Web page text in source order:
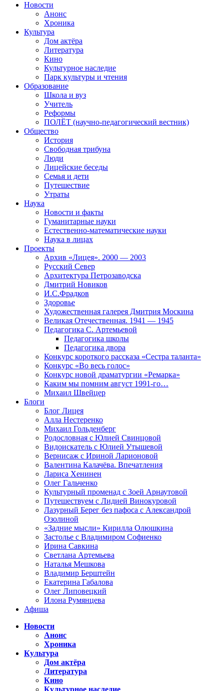
Новости
Анонс
Хроника
Культура
Дом актёра
Литература
Кино
Культурное наследие
Парк культуры и чтения
Образование
Школа и вуз
Учитель
Реформы
ПОЛЁТ (научно-педагогический вестник)
Общество
История
Свободная трибуна
Люди
Лицейские беседы
Семья и дети
Путешествие
Утраты
Наука
Новости и факты
Гуманитарные науки
Естественно-математические науки
Наука в лицах
Проекты
Архив «Лицея». 2000 — 2003
Русский Север
Архитектура Петрозаводска
Дмитрий Новиков
И.С.Фрадков
Здоровье
Художественная галерея Дмитрия Москина
Великая Отечественная. 1941 — 1945
Педагогика С. Артемьевой
Педагогика школы
Педагогика двора
Конкурс короткого рассказа «Сестра таланта»
Конкурс «Во весь голос»
Конкурс новой драматургии «Ремарка»
Каким мы помним август 1991-го…
Михаил Швейцер
Блоги
Блог Лицея
Алла Нестеренко
Михаил Гольденберг
Родословная с Юлией Свинцовой
Видоискатель с Юлией Утышевой
Вернисаж с Ириной Ларионовой
Валентина Калачёва. Впечатления
Лариса Хенинен
Олег Гальченко
Культурный променад с Зоей Арнаутовой
Путешествуем с Лидией Винокуровой
Лазурный Берег без пафоса с Александрой
Озолиной
«Задние мысли» Кирилла Олюшкина
Застолье с Владимиром Софиенко
Ирина Савкина
Светлана Артемьева
Наталья Мешкова
Владимир Берштейн
Екатерина Габалова
Олег Липовецкий
Илона Румянцева
Афиша
Новости
Анонс
Хроника
Культура
Дом актёра
Литература
Кино